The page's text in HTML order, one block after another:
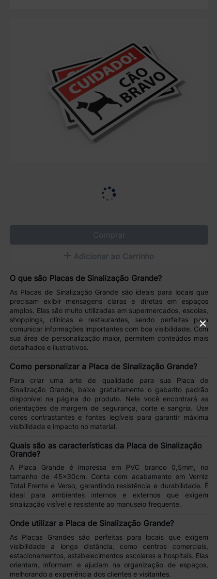
Comprar
Adicionar ao Carrinho
O que são Placas de Sinalização Grande?
As Placas de Sinalização Grande são ideais para locais que
precisam exibir mensagens claras e diretas em espaços
amplos. Elas são muito utilizadas em supermercados, escolas,
shoppings, clínicas e restaurantes , sendo perfeitas para
comunicar informações importantescom boa visibilidade. Com
sua área de personalização maior, permitem conteúdos mais
detalhados e ilustrativos.
Como personalizar a Placa de Sinalização Grande?
Para criar uma arte de qualidade para sua Placa de
Sinalização Grande, baixe gratuitamente o gabarito padrão
disponível na página do produto. Nele você encontrará as
orientações de margem de segurança, corte e sangria. Use
cores contrastantes e fontes legíveis para garantir máxima
visibilidade e impactono material.
Quais são as características da Placa de Sinalização
Grande?
A Placa Grandeé impressa em PVC branco 0,5mm, no
tamanho de 45x30cm. Conta com acabamento emVerniz
Total Frente e Verso, garantindo resistência e durabilidade. É
ideal para ambientes internos e externos que exigem
sinalização visível e resistente ao manuseio frequente.
Onde utilizar a Placa de Sinalização Grande?
As Placas Grandessão perfeitas para locais que exigem
visibilidade a longa distância, como centros comerciais,
estacionamentos, estabelecimentos escolares e hospitais. Elas
orientam, informam e ajudam na organização de espaços
melhorando a experiência dos clientes e visitantes.
×